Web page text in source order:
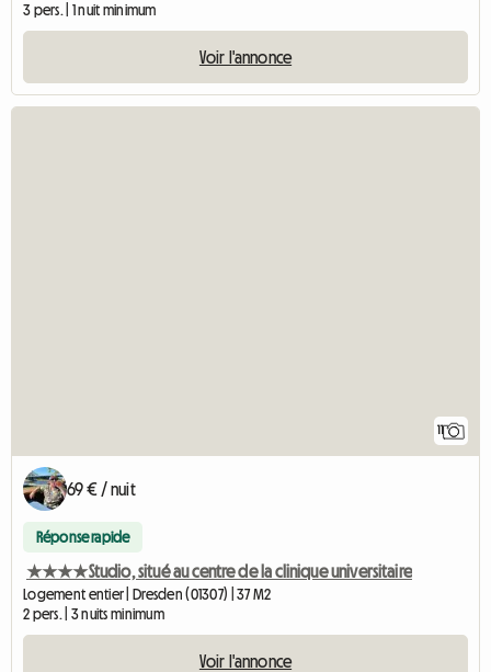
3 pers. | 1 nuit minimum
Voir l'annonce
11
69 € / nuit
Réponse rapide
★★★★Studio, situé au centre de la clinique universitaire
Logement entier | Dresden (01307) | 37 M2
2 pers. | 3 nuits minimum
Voir l'annonce